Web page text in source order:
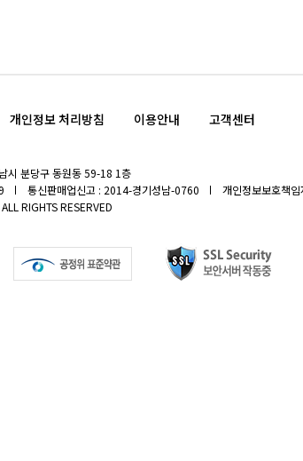
개인정보 처리방침 이용안내 고객센터
시 분당구 동원동 59-18 1층
통신판매업신고 : 2014-경기성남-0760
개인정보보호책
RIGHTS RESERVED